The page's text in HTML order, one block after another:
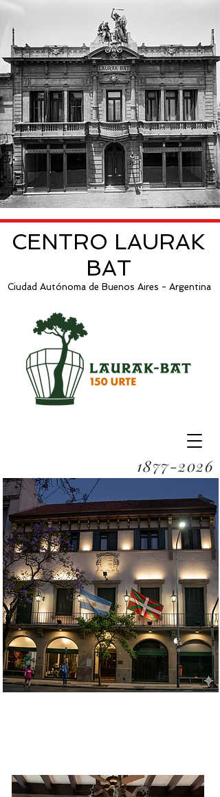
CENTRO LAURAK
BAT
Ciudad Autónoma de Buenos Aires - Argentina
1877-2026